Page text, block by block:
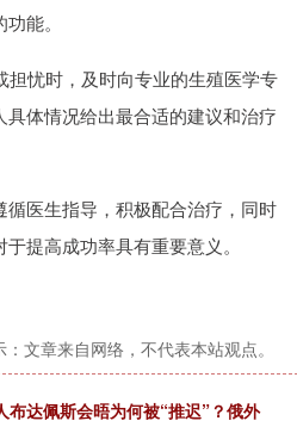
能。
担忧时，及时向专业的生殖医学专
体情况给出最合适的建议和治疗
医生指导，积极配合治疗，同时
提高成功率具有重要意义。
文章来自网络，不代表本站观点。
布达佩斯会晤为何被“推迟”？俄外